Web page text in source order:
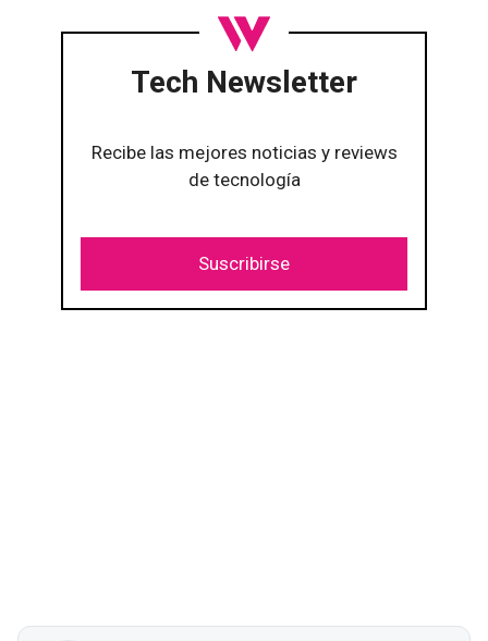
Tech Newsletter
Recibe las mejores noticias y reviews
de tecnología
Suscribirse